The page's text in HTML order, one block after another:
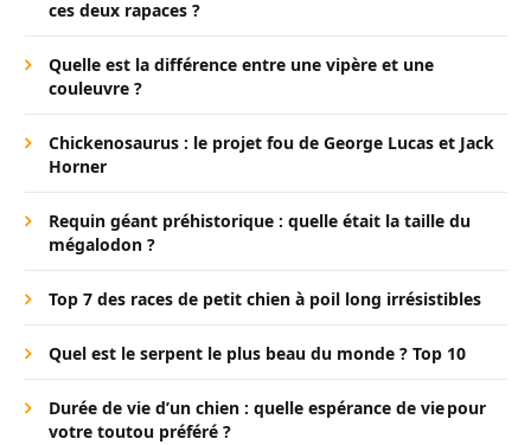
ces deux rapaces ?
Quelle est la différence entre une vipère et une
couleuvre ?
Chickenosaurus : le projet fou de George Lucas et Jack
Horner
Requin géant préhistorique : quelle était la taille du
mégalodon ?
Top 7 des races de petit chien à poil long irrésistibles
Quel est le serpent le plus beau du monde ? Top 10
Durée de vie d’un chien : quelle espérance de vie pour
votre toutou préféré ?